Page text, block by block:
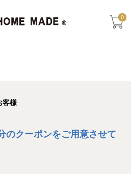
0
客様
のクーポンをご用意させて